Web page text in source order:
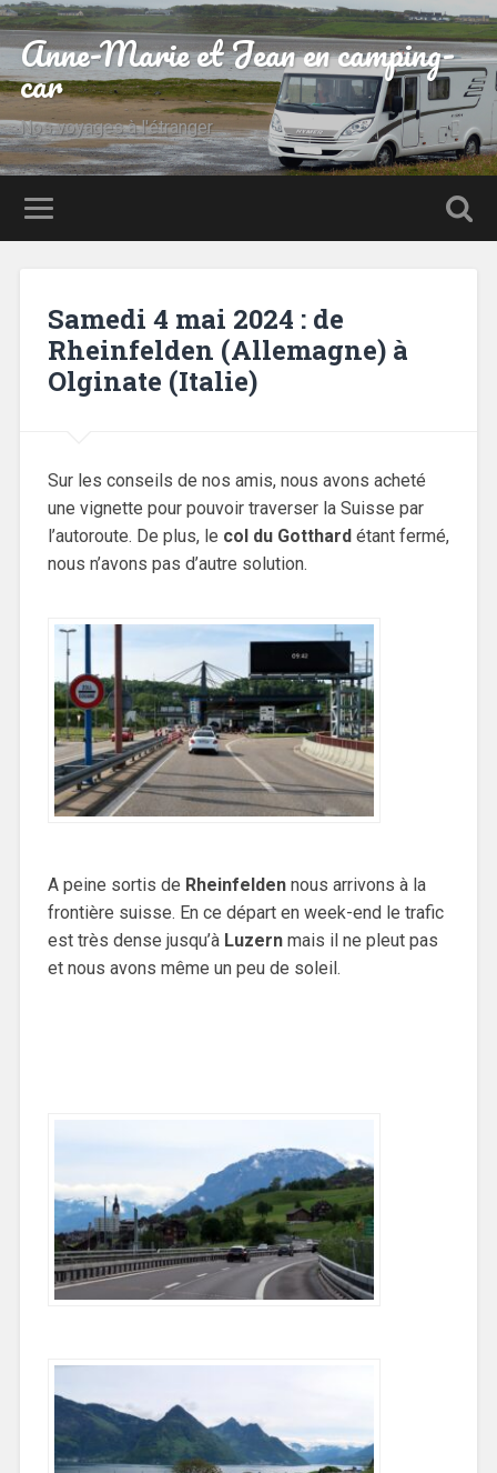
Anne-Marie et Jean en camping-
car
Nos voyages à l'étranger
Samedi 4 mai 2024 : de
Rheinfelden (Allemagne) à
Olginate (Italie)
Sur les conseils de nos amis, nous avons acheté
une vignette pour pouvoir traverser la Suisse par
l’autoroute. De plus, le col du Gotthardétant fermé,
nous n’avons pas d’autre solution.
A peine sortis de Rheinfeldennous arrivons à la
frontière suisse. En ce départ en week-end le trafic
est très dense jusqu’à Luzernmais il ne pleut pas
et nous avons même un peu de soleil.